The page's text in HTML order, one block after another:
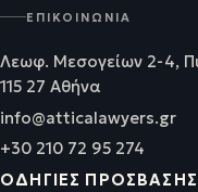
ΕΠΙΚΟΙΝΩΝΊΑ
Λεωφ. Μεσογείων 2-4,
115 27 Αθήνα
info@atticalawyers.gr
+30 210 72 95 274
ΟΔΗΓΊΕΣ ΠΡΌΣΒΑΣΗΣ